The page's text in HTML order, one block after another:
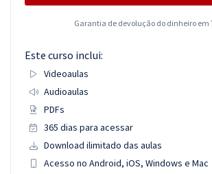
Garantia de devolução do dinheiro em
Este curso inclui:
Videoaulas
Audioaulas
PDFs
365 dias para acessar
Download ilimitado das aulas
Acesso no Android, iOS, Windows e Mac